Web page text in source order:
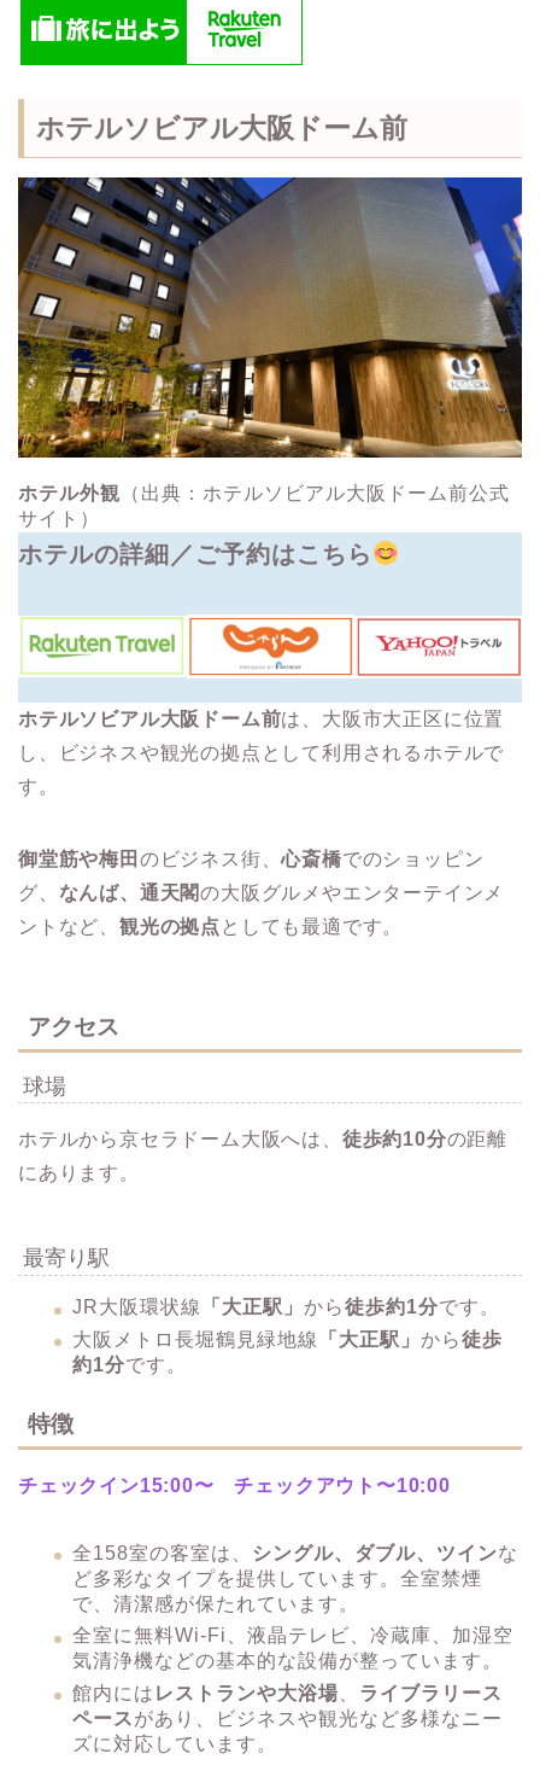
ホテルソビアル大阪ドーム前
ホテル外観 （出典：ホテルソビアル大阪ドーム前公式
サイト）
ホテルの詳細／ご予約はこちら
ホテルソビアル大阪ドーム前は、大阪市大正区に位置
し、ビジネスや観光の拠点として利用されるホテルで
す。
御堂筋や梅田 のビジネス街、心斎橋でのショッピン
グ、 なんば、通天閣の大阪グルメやエンターテインメ
ントなど、 観光の拠点 としても最適です。
アクセス
球場
ホテルから京セラドーム大阪へは、 徒歩約10分の距離
にあります。
最寄り駅
JR大阪環状線 「大正駅」 から徒歩約1分​です。
大阪メトロ長堀鶴見緑地線
「大正駅」 から徒歩
約1分です 。
特徴
チェックイン15:00〜 チェックアウト〜10:00
全158室の客室は、 シングル、ダブル、ツインな
ど多彩なタイプを提供しています。全室禁煙
で、清潔感が保たれています。
全室に無料Wi-Fi、液晶テレビ、冷蔵庫、加湿空
気清浄機などの基本的な設備が整っています。 ​
館内には レストランや大浴場
ライブラリース
ペース があり、ビジネスや観光など多様なニー
ズに対応しています。